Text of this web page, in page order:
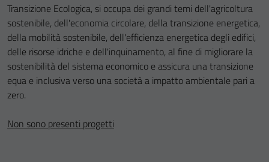
Transizione Ecologica, si occupa dei grandi temi dell'agricoltura
sostenibile, dell'economia circolare, della transizione energetica,
della mobilità sostenibile, dell'efficienza energetica degli edifici,
delle risorse idriche e dell'inquinamento, al fine di migliorare la
sostenibilità del sistema economico e assicura una transizione
equa e inclusiva verso una società a impatto ambientale pari a
zero.
Non sono presenti progetti